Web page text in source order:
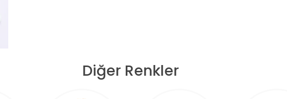
Diğer Renkler